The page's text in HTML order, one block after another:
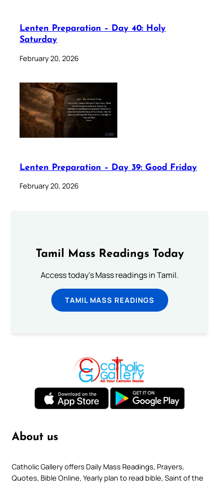
Lenten Preparation – Day 40: Holy
Saturday
February 20, 2026
Lenten Preparation – Day 39: Good Friday
February 20, 2026
Tamil Mass Readings Today
Access today's Mass readings in Tamil.
TAMIL MASS READINGS
About us
Catholic Gallery offers Daily Mass Readings, Prayers,
Quotes, Bible Online, Yearly plan to read bible, Saint of the